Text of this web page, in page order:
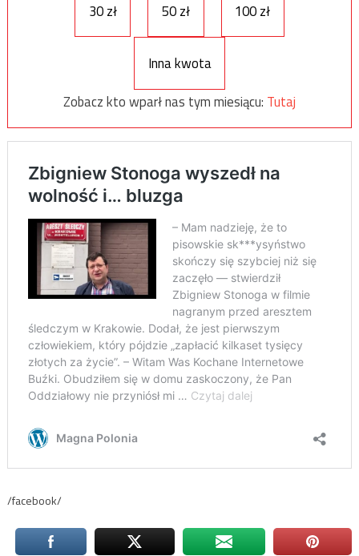
30 zł 50 zł 100 zł
Inna kwota
Zobacz kto wparł nas tym miesiącu: Tutaj
/facebook/